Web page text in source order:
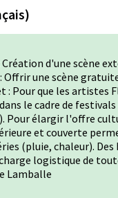
d'une scène
une scène
Pour que les artistes
le cadre de
Pour élargir l'offre
et couverte
(pluie, chaleur).
logistique de
Lamballe